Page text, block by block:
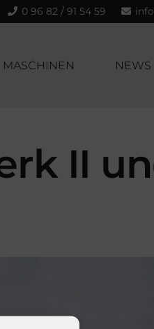
0 96 82 / 91 54 59
MASCHINEN NEWS
II